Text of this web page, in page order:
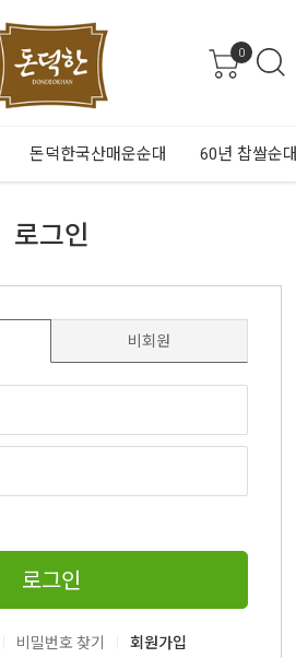
0
돈덕한국산매운순대 60년 찹쌀순
로그인
비회원
로그인
비밀번호 찾기 회원가입